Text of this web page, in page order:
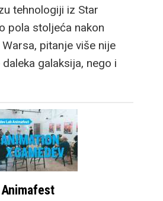
tehnologiji iz Star
pola stoljeća nakon
pitanje više nije
galaksija, nego i
Animafest